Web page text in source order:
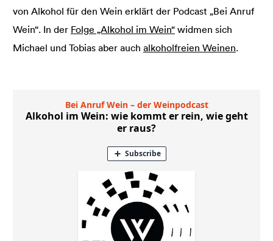
von Alkohol für den Wein erklärt der Podcast „Bei Anruf
Wein“. In der Folge „Alkohol im Wein“ widmen sich
Michael und Tobias aber auch alkoholfreien Weinen.